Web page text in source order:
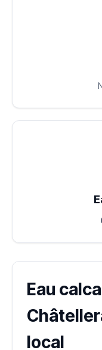
Eau
local